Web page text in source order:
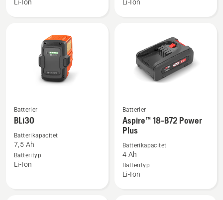
B140
Li-Ion
B70
Li-Ion
Se
mer
information
om
BLi30
Batterier
BLi30
Batterikapacitet
7,5 Ah
Batterityp
Li-Ion
Se
mer
information
om
Aspire™
18-
Batterier
Aspire™ 18-B72 Power
Plus
Batterikapacitet
4 Ah
Batterityp
Li-Ion